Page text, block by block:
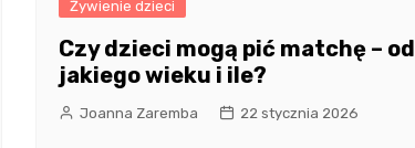
Żywienie dzieci
Czy dzieci mogą pić matchę – od
jakiego wieku i ile?
Joanna Zaremba 22 stycznia 2026